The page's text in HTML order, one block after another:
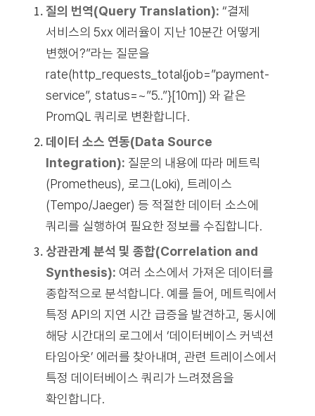
질의 번역(Query Translation): “결제
서비스의 5xx 에러율이 지난 10분간 어떻게
변했어?”라는 질문을
rate(http_requests_total{job=”payment-
service”, status=~”5..”}[10m]) 와 같은
PromQL 쿼리로 변환합니다.
데이터 소스 연동(Data Source
Integration): 질문의 내용에 따라 메트릭
(Prometheus), 로그(Loki), 트레이스
(Tempo/Jaeger) 등 적절한 데이터 소스에
쿼리를 실행하여 필요한 정보를 수집합니다.
상관관계 분석 및 종합(Correlation and
Synthesis): 여러 소스에서 가져온 데이터를
종합적으로 분석합니다. 예를 들어, 메트릭에서
특정 API의 지연 시간 급증을 발견하고, 동시에
해당 시간대의 로그에서 ‘데이터베이스 커넥션
타임아웃’ 에러를 찾아내며, 관련 트레이스에서
특정 데이터베이스 쿼리가 느려졌음을
확인합니다.